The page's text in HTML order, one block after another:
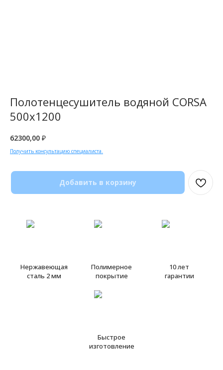
Полотенцесушитель водяной CORSA
500x1200
62300,00 ₽
Получить консультацию специалиста.
Добавить в корзину
Нержавеющая
сталь 2 мм
Полимерное
покрытие
10 лет
гарантии
Быстрое
изготовление